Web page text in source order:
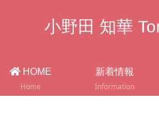
小野田 知華
HOME
Home
新着情報
Information